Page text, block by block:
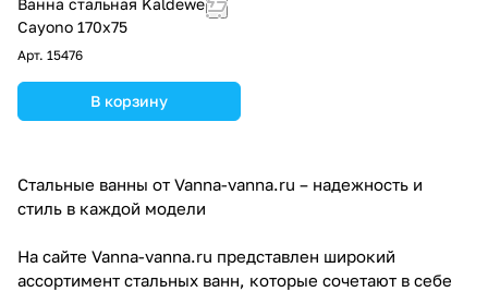
Cayono 170x75
Арт. 15476
В корзину
Стальные ванны от Vanna-vanna.ru – надежность и
стиль в каждой модели
На сайте Vanna-vanna.ru представлен широкий
ассортимент стальных ванн, которые сочетают в себе